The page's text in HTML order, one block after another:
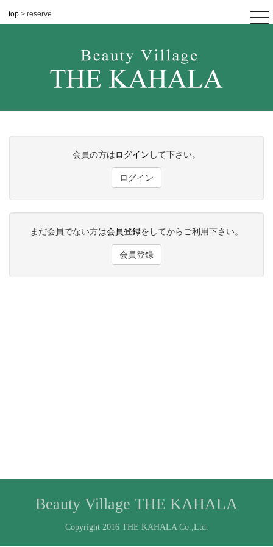
top > reserve
会員の方はログイン して下さい。
ログイン
まだ会員でない方は会員登録をしてからご利用下さい。
会員登録
Beauty Village THE KAHALA
Copyright 2016 THE KAHALA Co.,Ltd.